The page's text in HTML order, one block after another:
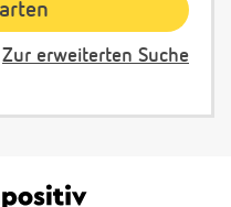
Zur erweiterten Suche